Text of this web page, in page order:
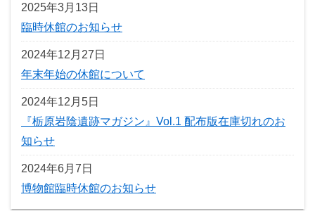
2025年3月13日
臨時休館のお知らせ
2024年12月27日
年末年始の休館について
2024年12月5日
『栃原岩陰遺跡マガジン』Vol.1 配布版在庫切れのお
知らせ
2024年6月7日
博物館臨時休館のお知らせ